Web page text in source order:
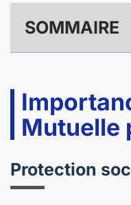
SOMMAIRE
Mutuelle
Protection